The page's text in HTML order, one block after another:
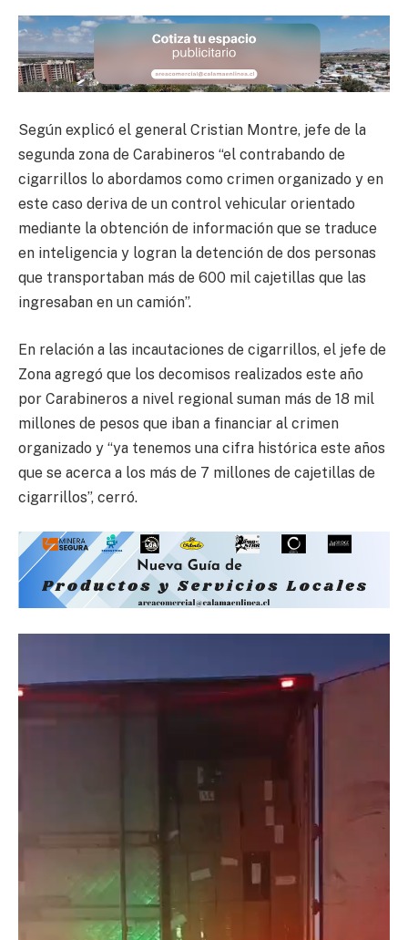
Según explicó el general Cristian Montre, jefe de la
segunda zona de Carabineros “el contrabando de
cigarrillos lo abordamos como crimen organizado y en
este caso deriva de un control vehicular orientado
mediante la obtención de información que se traduce
en inteligencia y logran la detención de dos personas
que transportaban más de 600 mil cajetillas que las
ingresaban en un camión”.
En relación a las incautaciones de cigarrillos, el jefe de
Zona agregó que los decomisos realizados este año
por Carabineros a nivel regional suman más de 18 mil
millones de pesos que iban a financiar al crimen
organizado y “ya tenemos una cifra histórica este años
que se acerca a los más de 7 millones de cajetillas de
cigarrillos”, cerró.